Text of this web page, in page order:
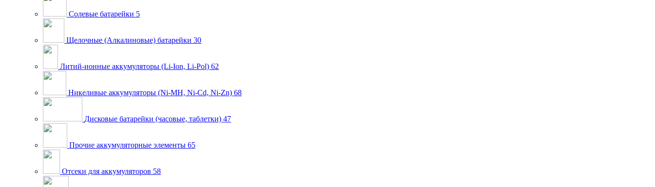
Солевые батарейки 5
Щелочные (Алкалиновые) батарейки 30
Литий-ионные аккумуляторы (Li-Ion, Li-Pol) 62
Никеливые аккумуляторы (Ni-MH, Ni-Cd, Ni-Zn) 68
Дисковые батарейки (часовые, таблетки) 47
Прочие аккумуляторные элементы 65
Отсеки для аккумуляторов 58